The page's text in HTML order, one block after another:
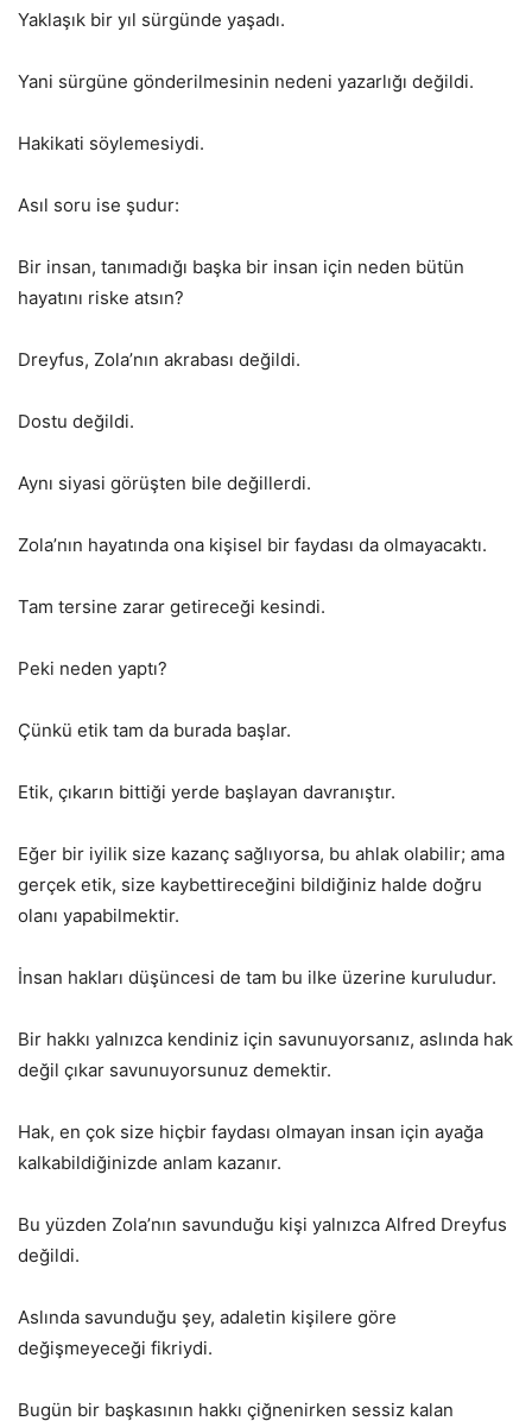
Yaklaşık bir yıl sürgünde yaşadı.
Yani sürgüne gönderilmesinin nedeni yazarlığı değildi.
Hakikati söylemesiydi.
Asıl soru ise şudur:
Bir insan, tanımadığı başka bir insan için neden bütün
hayatını riske atsın?
Dreyfus, Zola’nın akrabası değildi.
Dostu değildi.
Aynı siyasi görüşten bile değillerdi.
Zola’nın hayatında ona kişisel bir faydası da olmayacaktı.
Tam tersine zarar getireceği kesindi.
Peki neden yaptı?
Çünkü etik tam da burada başlar.
Etik, çıkarın bittiği yerde başlayan davranıştır.
Eğer bir iyilik size kazanç sağlıyorsa, bu ahlak olabilir; ama
gerçek etik, size kaybettireceğini bildiğiniz halde doğru
olanı yapabilmektir.
İnsan hakları düşüncesi de tam bu ilke üzerine kuruludur.
Bir hakkı yalnızca kendiniz için savunuyorsanız, aslında hak
değil çıkar savunuyorsunuz demektir.
Hak, en çok size hiçbir faydası olmayan insan için ayağa
kalkabildiğinizde anlam kazanır.
Bu yüzden Zola’nın savunduğu kişi yalnızca Alfred Dreyfus
değildi.
Aslında savunduğu şey, adaletin kişilere göre
değişmeyeceği fikriydi.
Bugün bir başkasının hakkı çiğnenirken sessiz kalan